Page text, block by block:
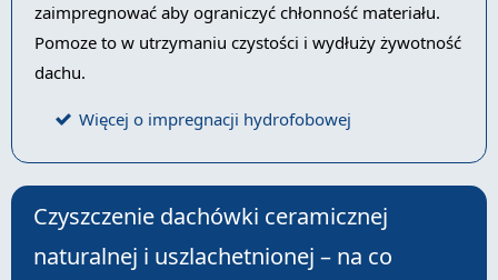
zaimpregnować aby ograniczyć chłonność materiału.
Pomoze to w utrzymaniu czystości i wydłuży żywotność
dachu.
Więcej o impregnacji hydrofobowej
Czyszczenie dachówki ceramicznej
naturalnej i uszlachetnionej – na co